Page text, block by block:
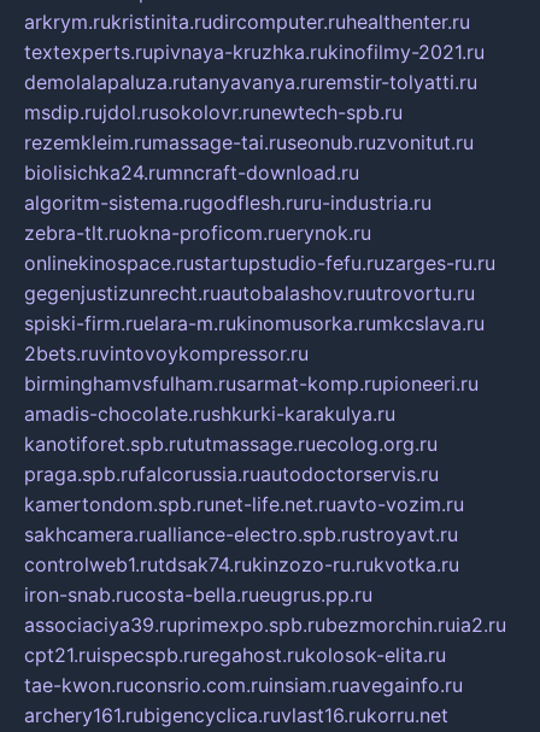
arkrym.rukristinita.rudircomputer.ruhealthenter.ru
textexperts.rupivnaya-kruzhka.rukinofilmy-2021.ru
demolalapaluza.rutanyavanya.ruremstir-tolyatti.ru
msdip.rujdol.rusokolovr.runewtech-spb.ru
rezemkleim.rumassage-tai.ruseonub.ruzvonitut.ru
biolisichka24.rumncraft-download.ru
algoritm-sistema.rugodflesh.ruru-industria.ru
zebra-tlt.ruokna-proficom.ruerynok.ru
onlinekinospace.rustartupstudio-fefu.ruzarges-ru.ru
gegenjustizunrecht.ruautobalashov.ruutrovortu.ru
spiski-firm.ruelara-m.rukinomusorka.rumkcslava.ru
2bets.ruvintovoykompressor.ru
birminghamvsfulham.rusarmat-komp.rupioneeri.ru
amadis-chocolate.rushkurki-karakulya.ru
kanotiforet.spb.rututmassage.ruecolog.org.ru
praga.spb.rufalcorussia.ruautodoctorservis.ru
kamertondom.spb.runet-life.net.ruavto-vozim.ru
sakhcamera.rualliance-electro.spb.rustroyavt.ru
controlweb1.rutdsak74.rukinzozo-ru.rukvotka.ru
iron-snab.rucosta-bella.rueugrus.pp.ru
associaciya39.ruprimexpo.spb.rubezmorchin.ruia2.ru
cpt21.ruispecspb.ruregahost.rukolosok-elita.ru
tae-kwon.ruconsrio.com.ruinsiam.ruavegainfo.ru
archery161.rubigencyclica.ruvlast16.rukorru.net